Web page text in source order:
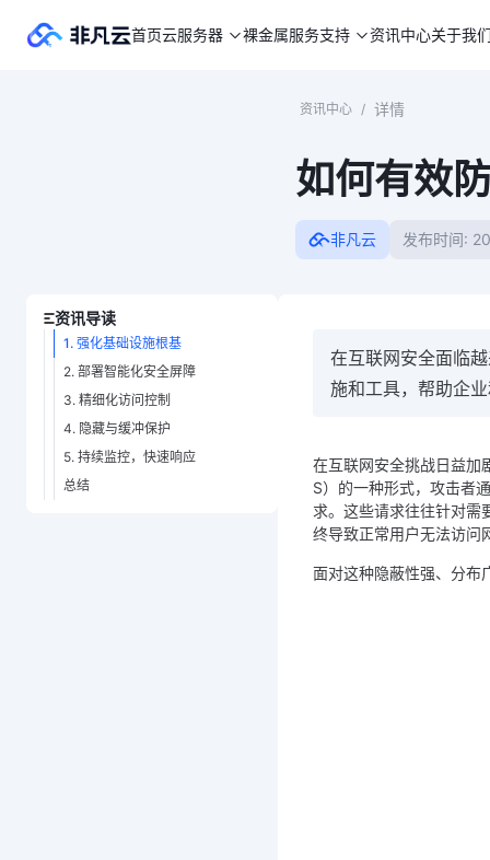
首页云服务器 裸金属服务支持 资讯中心关于我
资讯中心 / 详情
如何有效
非凡云 发布时间:
资讯导读
1. 强化基础设施根基
2. 部署智能化安全屏障
3. 精细化访问控制
4. 隐藏与缓冲保护
5. 持续监控，快速响应
总结
在互联网安全面临
施和工具，帮助企
在互联网安全挑战日益加
S）的一种形式，攻击者
求。这些请求往往针对需
终导致正常用户无法访问
面对这种隐蔽性强、分布